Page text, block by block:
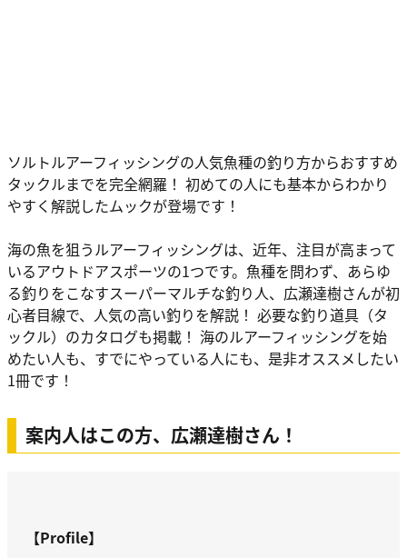
ソルトルアーフィッシングの人気魚種の釣り方からおすすめ
タックルまでを完全網羅！ 初めての人にも基本からわかり
やすく解説したムックが登場です！
海の魚を狙うルアーフィッシングは、近年、注目が高まって
いるアウトドアスポーツの1つです。魚種を問わず、あらゆ
る釣りをこなすスーパーマルチな釣り人、広瀬達樹さんが初
心者目線で、人気の高い釣りを解説！ 必要な釣り道具（タ
ックル）のカタログも掲載！ 海のルアーフィッシングを始
めたい人も、すでにやっている人にも、是非オススメしたい
1冊です！
案内人はこの方、広瀬達樹さん！
【Profile】